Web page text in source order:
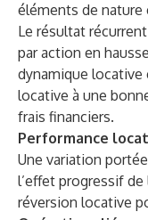
éléments de
Le résultat
par action en
dynamique locative
locative à une
frais financiers.
Performance
Une variation
l’effet progressif de
réversion locative